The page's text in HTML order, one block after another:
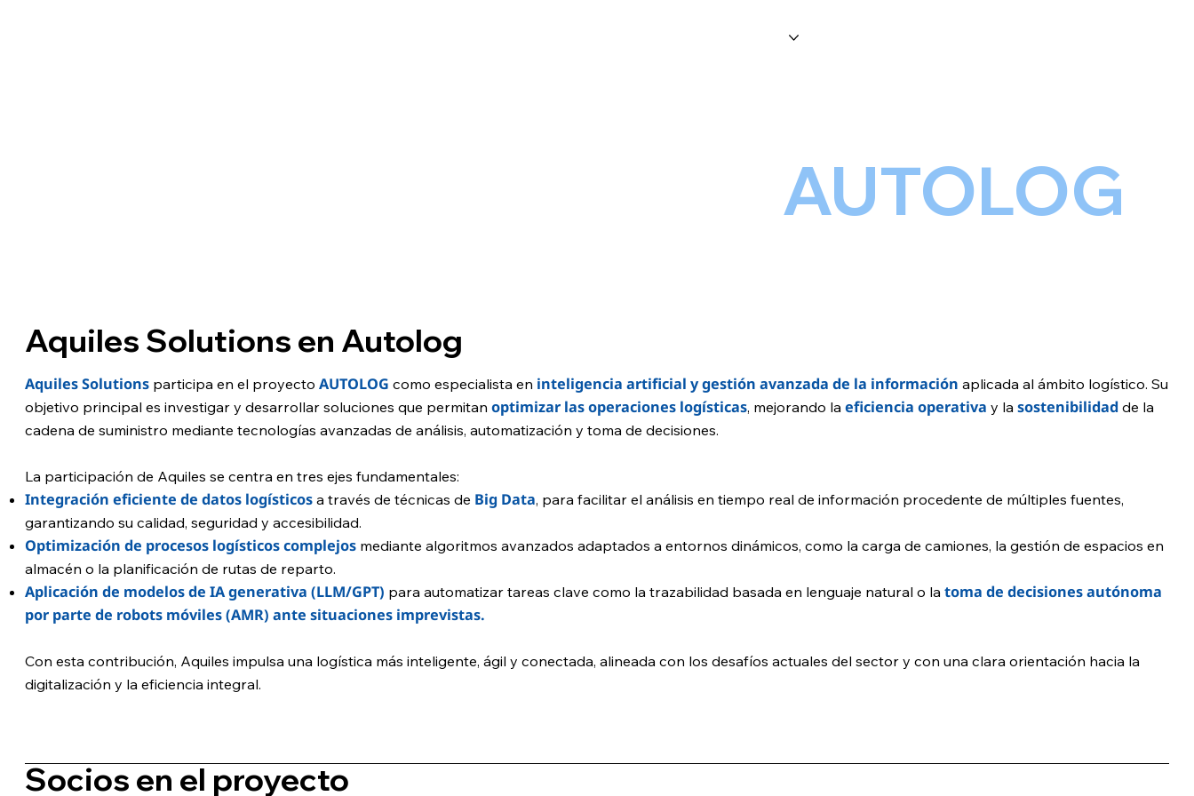
PRODUCTOS
AUTOLOG
Aquiles Solutions en Autolog
Aquiles Solutionsparticipa en el proyecto AUTOLOG como especialista en inteligencia artificial y gestión avanzada de la información aplicada al ámbito logístico. Su
objetivo principal es investigar y desarrollar soluciones que permitan optimizar las operaciones logísticas, mejorando la eficiencia operativa y la sostenibilidad de la
cadena de suministro mediante tecnologías avanzadas de análisis, automatización y toma de decisiones.
La participación de Aquiles se centra en tres ejes fundamentales:
Integración eficiente de datos logísticosa través de técnicas de Big Data, para facilitar el análisis en tiempo real de información procedente de múltiples fuentes,
garantizando su calidad, seguridad y accesibilidad.
Optimización de procesos logísticos complejosmediante algoritmos avanzados adaptados a entornos dinámicos, como la carga de camiones, la gestión de espacios en
almacén o la planificación de rutas de reparto.
Aplicación de modelos de IA generativa (LLM/GPT) para automatizar tareas clave como la trazabilidad basada en lenguaje natural o la toma de decisiones autónoma
por parte de robots móviles (AMR) ante situaciones imprevistas.
Con esta contribución, Aquiles impulsa una logística más inteligente, ágil y conectada, alineada con los desafíos actuales del sector y con una clara orientación hacia la
digitalización y la eficiencia integral.
Socios en el proyecto